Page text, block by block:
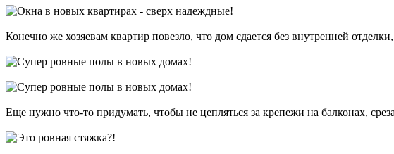
Конечно же хозяевам квартир повезло, что дом сдается без внутренней
Еще нужно что-то придумать, чтобы не цепляться за крепежи на балконах,